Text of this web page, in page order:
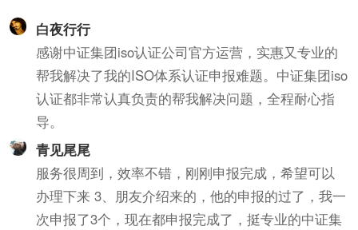
白夜行行
感谢中证集团iso认证公司官方运营，实惠又专业的
帮我解决了我的ISO体系认证申报难题。中证集团iso
认证都非常认真负责的帮我解决问题，全程耐心指
导。
青见尾尾
服务很周到，效率不错，刚刚申报完成，希望可以
办理下来 3、朋友介绍来的，他的申报的过了，我一
次申报了3个，现在都申报完成了，挺专业的中证集